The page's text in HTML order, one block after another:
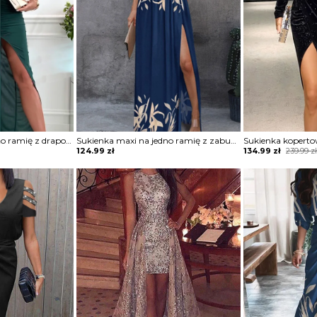
Sukienka maxi na jedno ramię z drapowaniem Sukienka maxi na jedno ramię z zabudowanym dekoltem
124.99 zł 239.99zł
Original
was:
239.99 zł.
134.99 zł
Current
is:
134.99 zł.